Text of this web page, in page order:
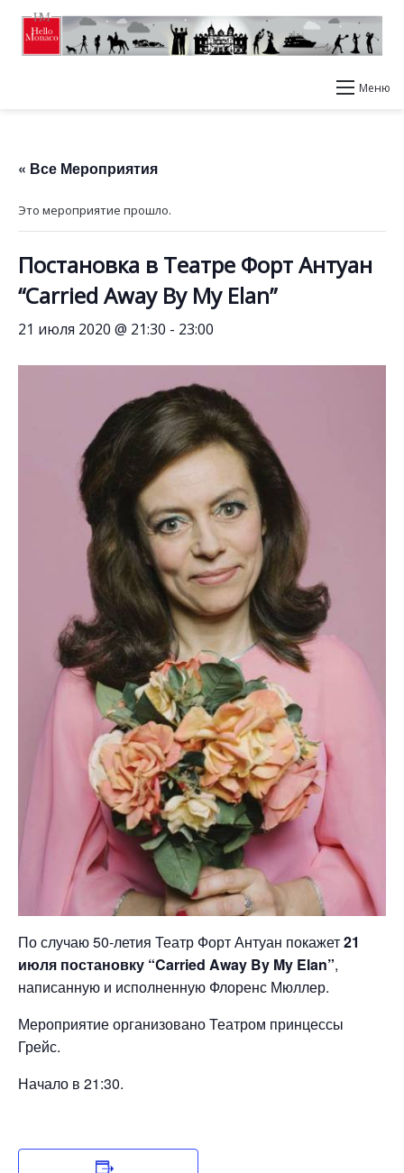
Меню
« Все Мероприятия
Это мероприятие прошло.
Постановка в Театре Форт Антуан
“Carried Away By My Elan”
21 июля 2020 @ 21:30 - 23:00
По случаю 50-летия Театр Форт Антуан покажет21
июля постановку “Carried Away By My Elan”,
написанную и исполненную Флоренс Мюллер.
Мероприятие организовано Театром принцессы
Грейс.
Начало в 21:30.